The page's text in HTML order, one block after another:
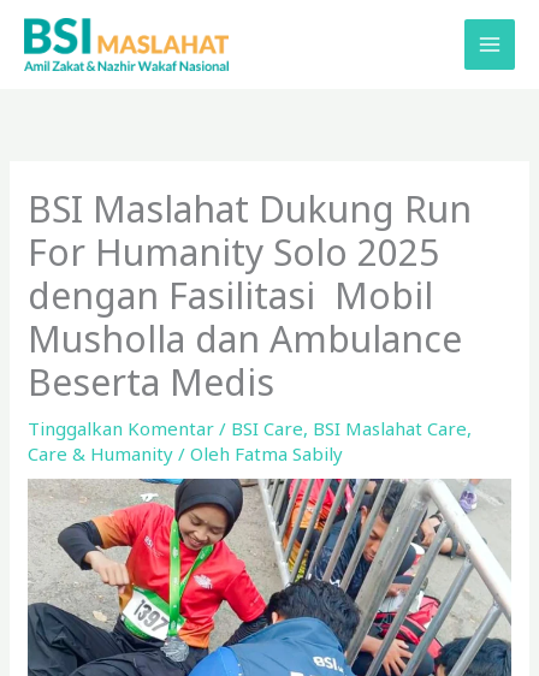
Lewati
konten
BSI Maslahat Dukung Run
For Humanity Solo 2025
dengan Fasilitasi Mobil
Musholla dan Ambulance
Beserta Medis
Tinggalkan Komentar / BSI Care, BSI Maslahat Care,
Care & Humanity / Oleh Fatma Sabily